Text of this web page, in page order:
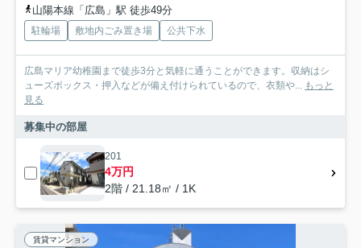
山陽本線「広島」駅 徒歩49分
駐輪場 敷地内ごみ置き場 公共下水
広島マリア幼稚園まで徒歩3分と気軽に通うことができます。収納はシ
ューズボックス・押入などが備え付けられているので、衣類や... もっと
見る
募集中の部屋
201
4万円
2階 / 21.18㎡ / 1K
賃貸マンション